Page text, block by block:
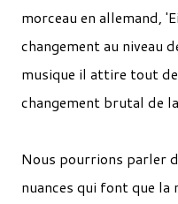
morceau en allemand,
changement au niveau
musique il attire tout
changement brutal de
Nous pourrions parler
nuances qui font que la